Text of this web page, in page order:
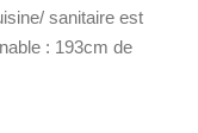
sanitaire est
: 193cm de